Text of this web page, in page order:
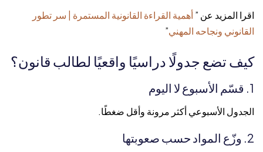
اقرا المزيد عن ”أهمية القراءة القانونية المستمرة | سر تطور
القانوني ونجاحه المهني ”
كيف تضع جدولًا دراسيًا واقعيًا لطالب قانون؟
1. قسّم الأسبوع لا اليوم
الجدول الأسبوعي أكثر مرونة وأقل ضغطًا.
2. وزّع المواد حسب صعوبتها